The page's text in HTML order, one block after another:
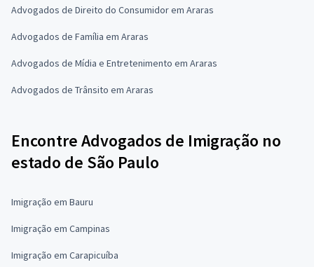
Advogados de Direito do Consumidor em Araras
Advogados de Família em Araras
Advogados de Mídia e Entretenimento em Araras
Advogados de Trânsito em Araras
Encontre Advogados de Imigração no
estado de São Paulo
Imigração em Bauru
Imigração em Campinas
Imigração em Carapicuíba